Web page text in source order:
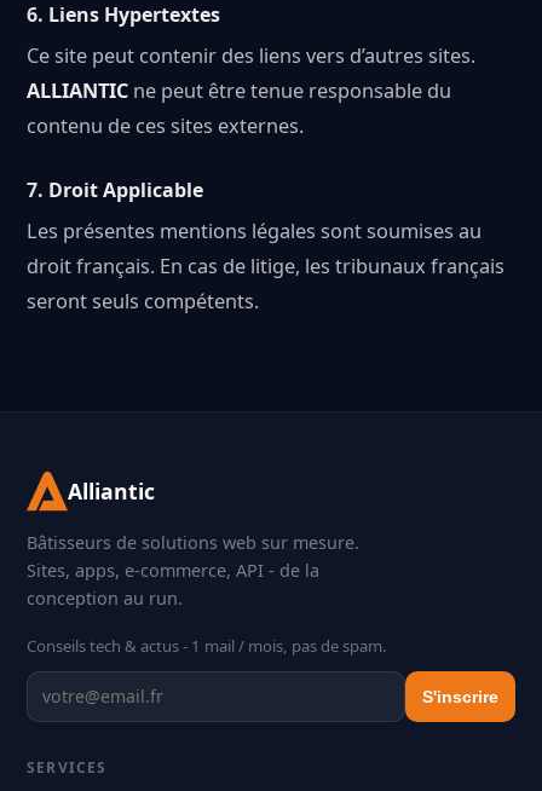
6. Liens Hypertextes
Ce site peut contenir des liens vers d’autres sites.
ALLIANTIC ne peut être tenue responsable du
contenu de ces sites externes.
7. Droit Applicable
Les présentes mentions légales sont soumises au
droit français. En cas de litige, les tribunaux français
seront seuls compétents.
Alliantic
Bâtisseurs de solutions web sur mesure.
Sites, apps, e-commerce, API - de la
conception au run.
Conseils tech & actus - 1 mail / mois, pas de spam.
S'inscrire
SERVICES